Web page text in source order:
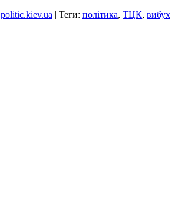
politic.kiev.ua | Теги: політика, ТЦК, вибух